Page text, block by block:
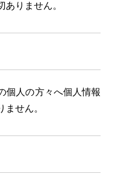
りません。
個人の方々へ個人情報
せん。